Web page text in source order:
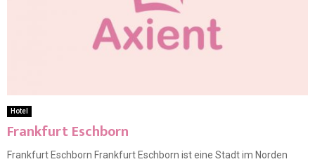
Hotel
Frankfurt Eschborn
Frankfurt Eschborn Frankfurt Eschborn ist eine Stadt im Norden